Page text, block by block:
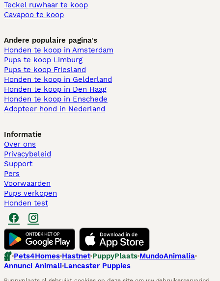
Teckel ruwhaar te koop
Cavapoo te koop
Andere populaire pagina's
Honden te koop in Amsterdam
Pups te koop Limburg​
Pups te koop Friesland​
Honden te koop in Gelderland
Honden te koop in Den Haag
Honden te koop in Enschede
Adopteer hond in Nederland
Informatie
Over ons
Privacybeleid
Support
Pers
Voorwaarden
Pups verkopen
Honden test
Pets4Homes Hastnet PuppyPlaats MundoAnimalia
Annunci Animali Lancaster Puppies